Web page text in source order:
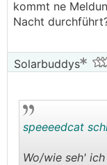
kommt ne
Nacht
Solarbuddys
speeeedcat
Wo/wie seh'